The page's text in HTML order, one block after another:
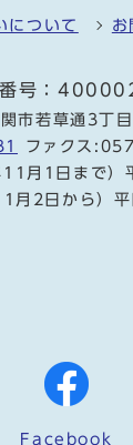
について お
番号：
市若草通3丁
ファクス
11月1日まで
月2日から）
Facebook